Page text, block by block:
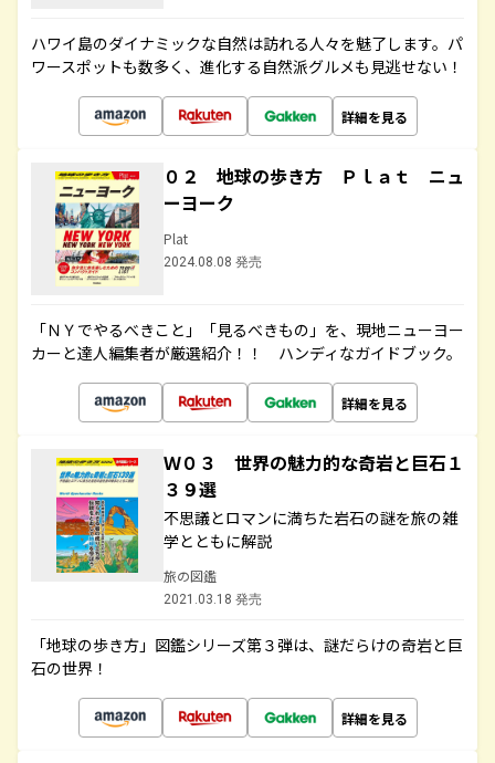
ハワイ島のダイナミックな自然は訪れる人々を魅了します。パ
ワースポットも数多く、進化する自然派グルメも見逃せない！
詳細を見る
０２ 地球の歩き方 Ｐｌａｔ ニュ
ーヨーク
Plat
2024.08.08 発売
「ＮＹでやるべきこと」「見るべきもの」を、現地ニューヨー
カーと達人編集者が厳選紹介！！ ハンディなガイドブック。
詳細を見る
Ｗ０３ 世界の魅力的な奇岩と巨石１
３９選
不思議とロマンに満ちた岩石の謎を旅の雑
学とともに解説
旅の図鑑
2021.03.18 発売
「地球の歩き方」図鑑シリーズ第３弾は、謎だらけの奇岩と巨
石の世界！
詳細を見る